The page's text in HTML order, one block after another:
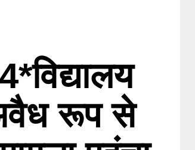
रूप से